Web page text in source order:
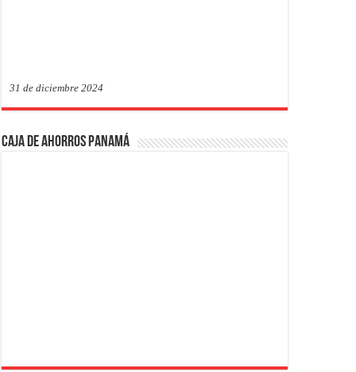
31 de diciembre 2024
Caja de Ahorros Panamá